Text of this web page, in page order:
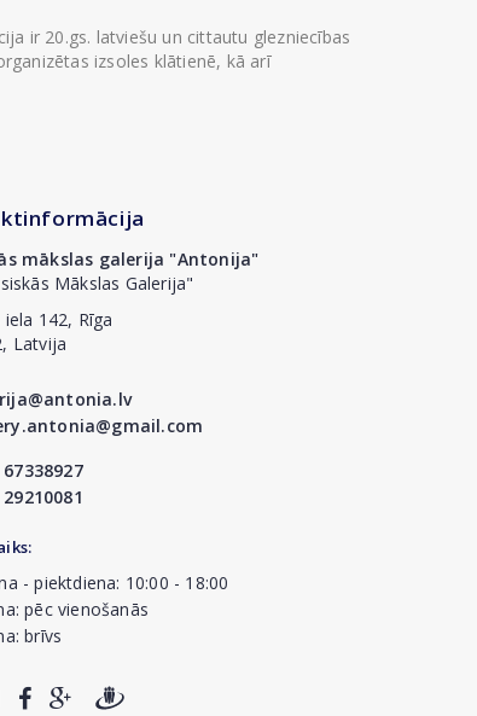
ir 20.gs. latviešu un cittautu glezniecības
izsoles klātienē, kā arī
mākslas galerija "Antonija"
Mākslas Galerija"
142, Rīga
Latvija
- piektdiena: 10:00 - 18:00
pēc vienošanās
brīvs